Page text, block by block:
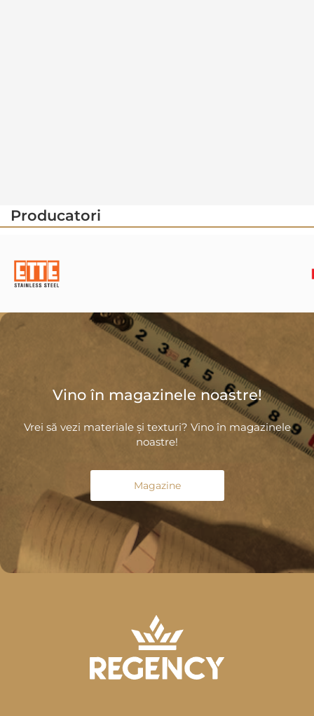
Producatori
Vino în magazinele noastre!
Vrei să vezi materiale și texturi? Vino în magazinele
noastre!
Magazine